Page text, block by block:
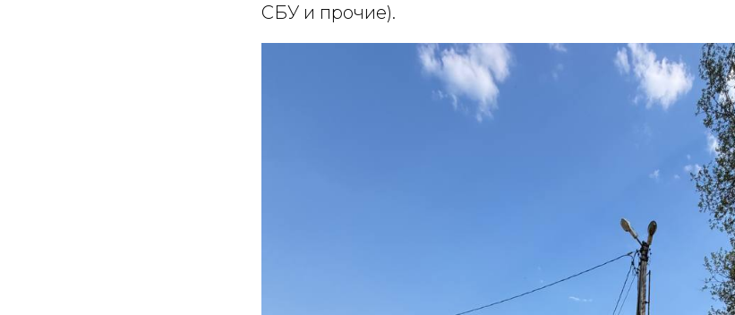
СБУ и прочие).